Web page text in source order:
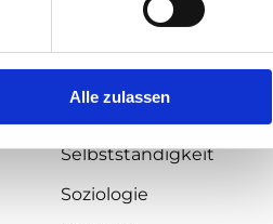
Alle zulassen
Redaktion
Selbstständigkeit
Soziologie